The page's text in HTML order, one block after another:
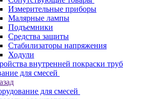
Измерительные приборы
Малярные лампы
Подъемники
Средства защиты
Стабилизаторы напряжения
Ходули
внутренней покраски труб
для смесей
для смесей